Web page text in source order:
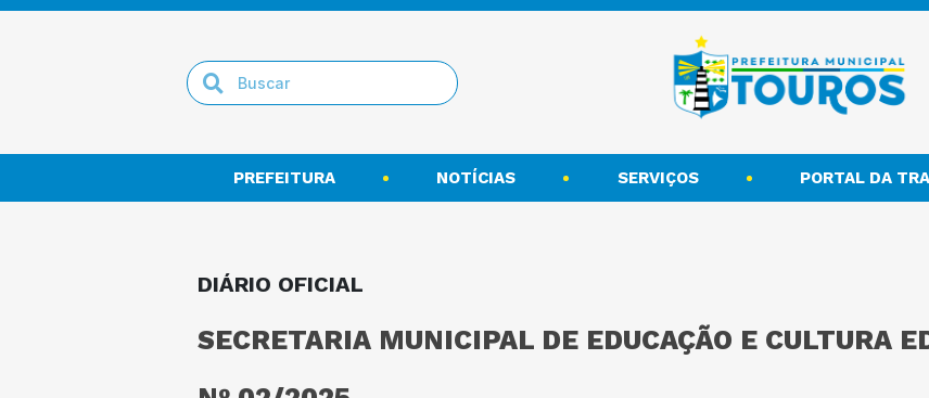
PREFEITURA NOTÍCIAS SERVIÇOS PORTAL DA
DIÁRIO OFICIAL
SECRETARIA MUNICIPAL DE EDUCAÇÃO E CULTURA